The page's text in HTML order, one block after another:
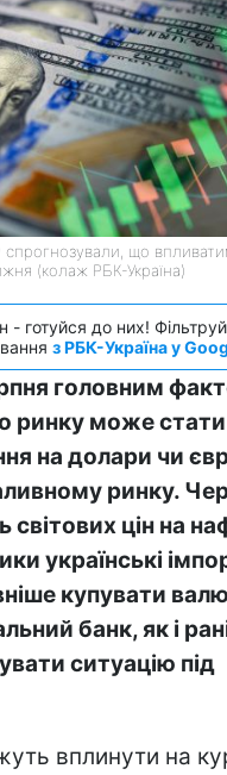
спрогнозували, що
(колаж РБК-Україна)
- готуйся до них! Фільтруй
з РБК-Україна у
головним
ринку може
на долари чи
ринку.
світових цін на
українські
купувати
банк, як і
ситуацію під
вплинути на